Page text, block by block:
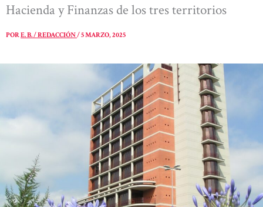
Hacienda y Finanzas de los tres territorios
PORE. B. / REDACCIÓN/5 MARZO, 2025